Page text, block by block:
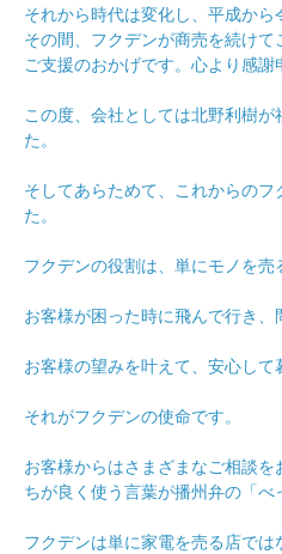
それから時代は変化し、平成から
その間、フクデンが商売を続け
ご支援のおかげです。心より感謝
この度、会社としては北野利樹
た。
そしてあらためて、これからの
た。
フクデンの役割は、単にモノを売
お客様が困った時に飛んで行き、
お客様の望みを叶えて、安心して
それがフクデンの使命です。
お客様からはさまざまなご相談
ちが良く使う言葉が播州弁の「べ
フクデンは単に家電を売る店で